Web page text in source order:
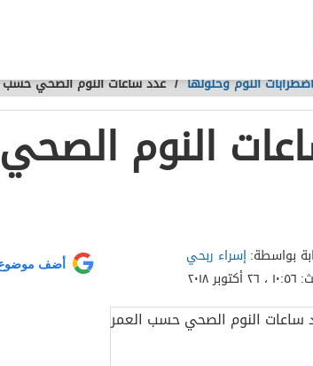
اضطرابات النوم وحلولها /عدد ساعات النوم الصحي حسب
النوم
بواسطة:إسراء ربحي
١٠:٥٦ ، ٢٦ أكتوبر ٢٠١٨
أضف